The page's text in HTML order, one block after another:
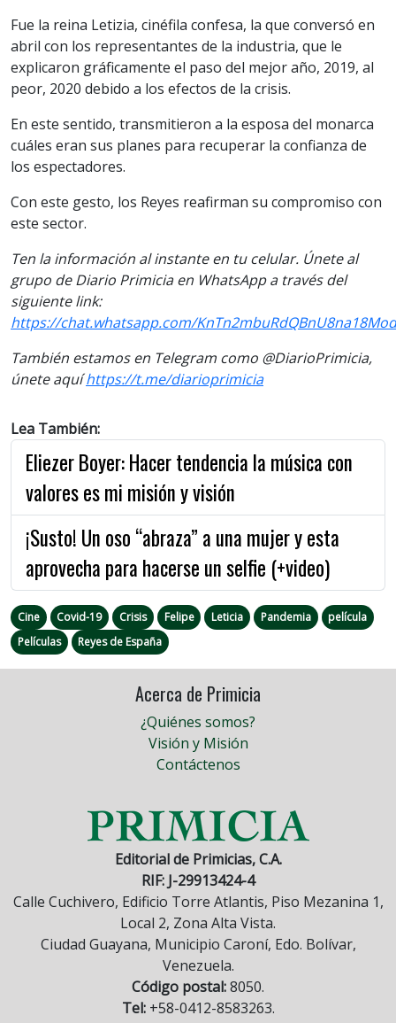
Fue la reina Letizia, cinéfila confesa, la que conversó en
abril con los representantes de la industria, que le
explicaron gráficamente el paso del mejor año, 2019, al
peor, 2020 debido a los efectos de la crisis.
En este sentido, transmitieron a la esposa del monarca
cuáles eran sus planes para recuperar la confianza de
los espectadores.
Con este gesto, los Reyes reafirman su compromiso con
este sector.
Ten la información al instante en tu celular. Únete al
grupo de Diario Primicia en WhatsApp a través del
siguiente link:
https://chat.whatsapp.com/KnTn2mbuRdQBnU8na18Mod
También estamos en Telegram como @DiarioPrimicia,
únete aquíhttps://t.me/diarioprimicia
Lea También:
Eliezer Boyer: Hacer tendencia la música con
valores es mi misión y visión
¡Susto! Un oso “abraza” a una mujer y esta
aprovecha para hacerse un selfie (+video)
Cine Covid-19 Crisis Felipe Leticia Pandemia
película
Películas
Reyes de España
Acerca de Primicia
¿Quiénes somos?
Visión y Misión
Contáctenos
Editorial de Primicias, C.A.
RIF: J-29913424-4
Calle Cuchivero, Edificio Torre Atlantis, Piso Mezanina 1,
Local 2, Zona Alta Vista.
Ciudad Guayana, Municipio Caroní, Edo. Bolívar,
Venezuela.
Código postal:8050.
Tel:+58-0412-8583263.